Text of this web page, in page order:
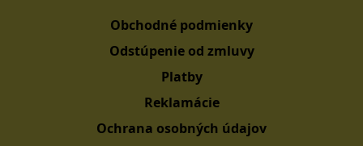
Obchodné podmienky
Odstúpenie od zmluvy
Platby
Reklamácie
Ochrana osobných údajov